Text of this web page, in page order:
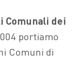
Comunali dei
portiamo
Comuni di